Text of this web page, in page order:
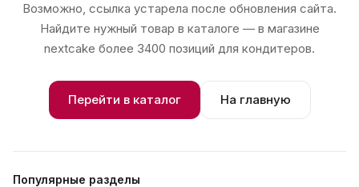
Возможно, ссылка устарела после обновления сайта.
Найдите нужный товар в каталоге — в магазине
nextcake более 3400 позиций для кондитеров.
Перейти в каталог На главную
Популярные разделы